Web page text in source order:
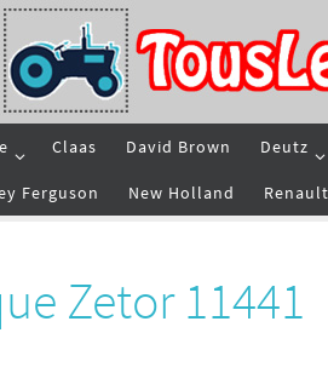
Claas David Brown Deutz
Ferguson New Holland Renault
Zetor 11441